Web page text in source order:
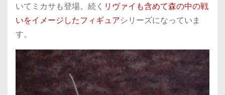
いてミカサも登場。続く リヴァイも含めて森の中の戦
いをイメージしたフィギュアシリーズになっていま
す。